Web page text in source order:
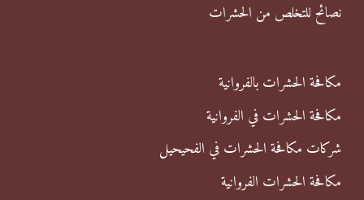
نصائح للتخلص من الحشرات
مكافحة الحشرات بالفروانية
مكافحة الحشرات في الفروانية
شركات مكافحة الحشرات في الفحيحيل
مكافحة الحشرات الفروانية